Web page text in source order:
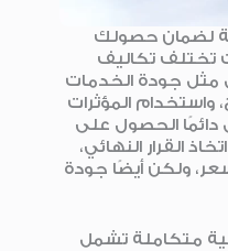
لضمان حصولك
تختلف تكاليف
مثل جودة الخدمات
واستخدام المؤثرات
دائمًا الحصول على
القرار النهائي،
ولكن أيضًا جودة
متكاملة تشمل